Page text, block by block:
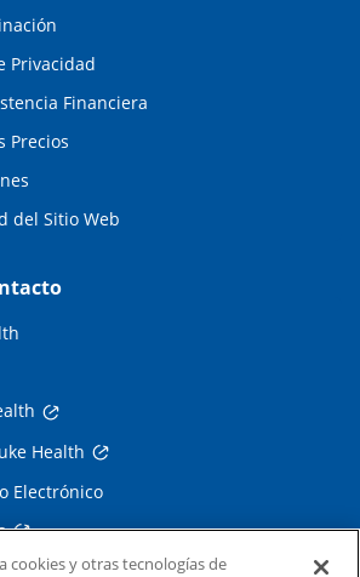
Privacidad
Financiera
Precios
del Sitio Web
Health
Electrónico
cookies y otras tecnologías de